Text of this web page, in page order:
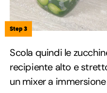
Step 3
Scola quindi le
recipiente alto e
un mixer a immersione